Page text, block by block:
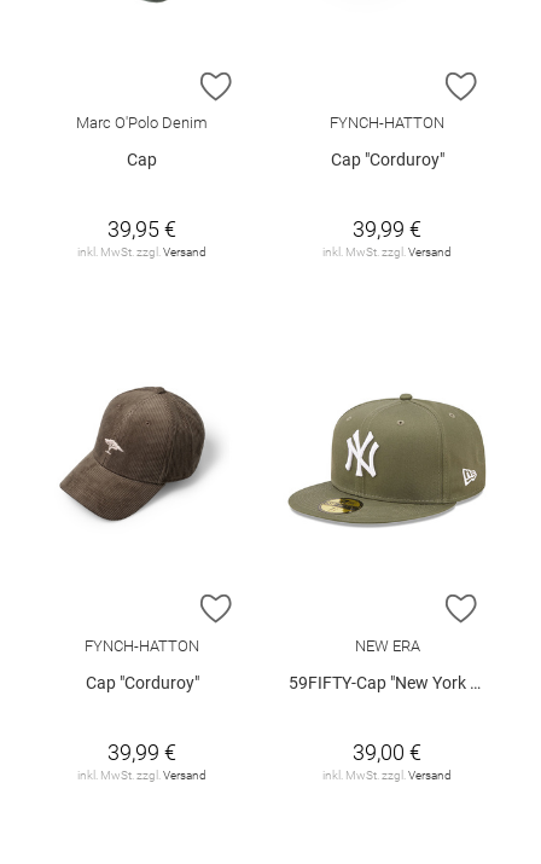
ZUR WUNSCHLISTE HINZUFÜGEN
Marc O'Polo Denim
Cap
39,95 €
inkl. MwSt. zzgl. Versand
ZUR
FYNCH-HATTON
Cap "Corduroy"
39,99 €
inkl. MwSt. zzgl. Versand
ZUR WUNSCHLISTE HINZUFÜGEN
FYNCH-HATTON
Cap "Corduroy"
39,99 €
inkl. MwSt. zzgl. Versand
ZUR
NEW ERA
59FIFTY-Cap "New York Yankees League Essential"
39,00 €
inkl. MwSt. zzgl. Versand